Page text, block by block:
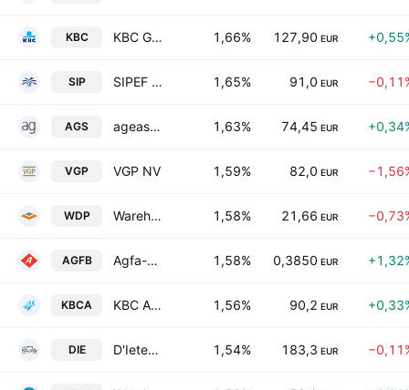
KBC KBC Group N.V. 1,66% 127,90 EUR
SIP SIPEF SA 1,65% 91,0 EUR
AGS ageas SA/NV 1,63% 74,45 EUR
VGP VGP NV 1,59% 82,0 EUR
WDP Warehouses De Pauw SA 1,58% 21,66 EUR
AGFB Agfa-Gevaert NV 1,58% 0,3850 EUR
KBCA KBC Ancora SCA 1,56% 90,2 EUR
DIE D'Ieteren Group SA/NV 1,54% 183,3 EUR